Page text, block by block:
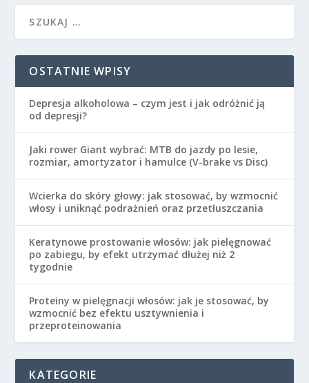
OSTATNIE WPISY
Depresja alkoholowa – czym jest i jak odróżnić ją
od depresji?
Jaki rower Giant wybrać: MTB do jazdy po lesie,
rozmiar, amortyzator i hamulce (V-brake vs Disc)
Wcierka do skóry głowy: jak stosować, by wzmocnić
włosy i uniknąć podrażnień oraz przetłuszczania
Keratynowe prostowanie włosów: jak pielęgnować
po zabiegu, by efekt utrzymać dłużej niż 2
tygodnie
Proteiny w pielęgnacji włosów: jak je stosować, by
wzmocnić bez efektu usztywnienia i
przeproteinowania
KATEGORIE